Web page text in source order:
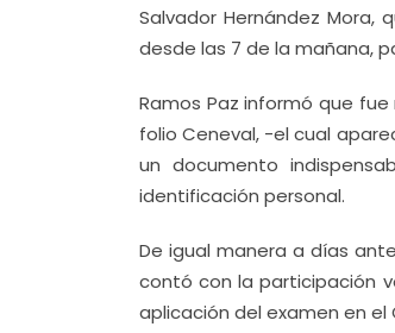
Salvador Hernández
desde las 7 de la mañana,
Ramos Paz informó que
folio Ceneval, -el cual
un documento
identificación personal.
De igual manera a días
contó con la participación
aplicación del examen en el